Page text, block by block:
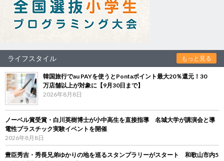
ライフスタイル もっと見る
韓国旅行でau PAYを使うとPontaポイント最大20％還元！30
万店舗以上が対象に【9月30日まで】
2026年8月8日
ノーベル賞受賞・白川英樹博士が小中高生を直接指導 名城大学が講演会と導
電性プラスチック実験イベントを開催
2026年8月8日
豊臣秀吉・秀長兄弟ゆかりの地を巡るスタンプラリーがスタート 和歌山市内5